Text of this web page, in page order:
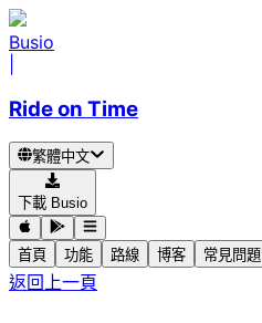
Busio
Ride on Time
繁體中文
下載 Busio
首頁 功能 路線 博客 常見問題
返回上一頁